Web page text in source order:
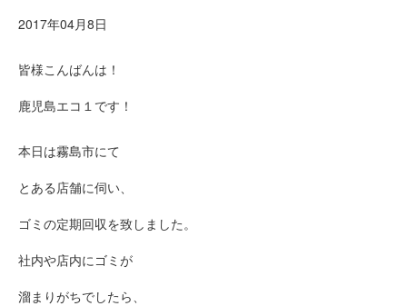
2017年04月8日
皆様こんばんは！
鹿児島エコ１です！
本日は霧島市にて
とある店舗に伺い、
ゴミの定期回収を致しました。
社内や店内にゴミが
溜まりがちでしたら、